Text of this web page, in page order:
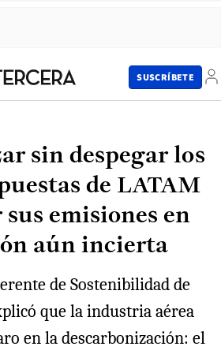
SUSCRÍBETE
sin despegar los
de LATAM
emisiones en
aún incierta
de Sostenibilidad de
que la industria aérea
en la descarbonización: el